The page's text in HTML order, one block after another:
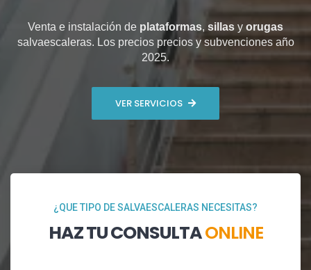
Venta e instalación de plataformas, sillas y orugas
salvaescaleras. Los precios precios y subvenciones año
2025.
VER SERVICIOS
¿QUE TIPO DE SALVAESCALERAS NECESITAS?
HAZ TU CONSULTAONLINE